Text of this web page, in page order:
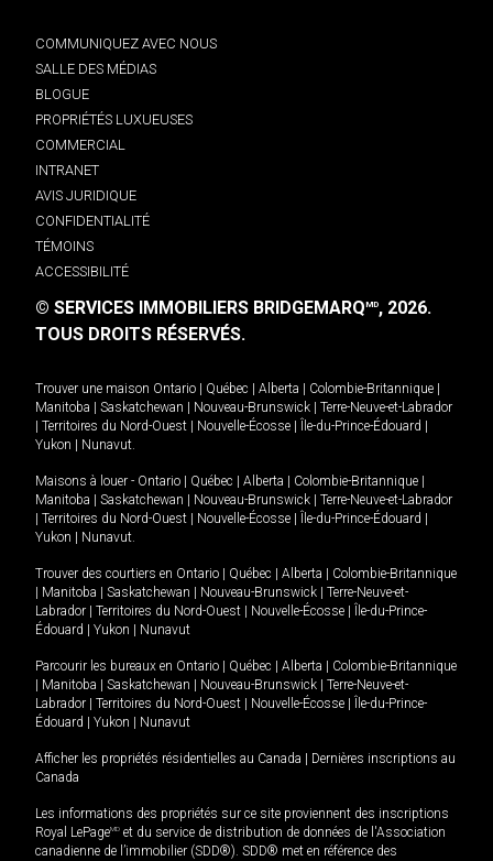
COMMUNIQUEZ AVEC NOUS
SALLE DES MÉDIAS
BLOGUE
PROPRIÉTÉS LUXUEUSES
COMMERCIAL
INTRANET
AVIS JURIDIQUE
CONFIDENTIALITÉ
TÉMOINS
ACCESSIBILITÉ
© SERVICES IMMOBILIERS BRIDGEMARQMD, 2026.
TOUS DROITS RÉSERVÉS.
Trouver une maison Ontario Québec Alberta Colombie-Britannique
Manitoba
Saskatchewan Nouveau-Brunswick
Terre-Neuve-et-Labrador
Territoires du Nord-Ouest Nouvelle-Écosse Île-du-Prince-Édouard
Yukon
Nunavut.
Maisons à louer - Ontario Québec Alberta Colombie-Britannique
Manitoba
Saskatchewan Nouveau-Brunswick
Terre-Neuve-et-Labrador
Territoires du Nord-Ouest Nouvelle-Écosse Île-du-Prince-Édouard
Yukon
Nunavut.
Trouver des courtiers en Ontario Québec Alberta
Colombie-Britannique
Manitoba Saskatchewan Nouveau-Brunswick
Terre-Neuve-et-
Labrador
Territoires du Nord-Ouest Nouvelle-Écosse
Île-du-Prince-
Édouard
Yukon Nunavut
Parcourir les bureaux en Ontario Québec Alberta
Colombie-Britannique
Manitoba Saskatchewan Nouveau-Brunswick
Terre-Neuve-et-
Labrador
Territoires du Nord-Ouest Nouvelle-Écosse
Île-du-Prince-
Édouard
Yukon Nunavut
Afficher les propriétés résidentielles au Canada
Dernières inscriptions au
Canada
Les informations des propriétés sur ce site proviennent des inscriptions
Royal LePageMD et du service de distribution de données de l'Association
canadienne de l’immobilier (SDD®). SDD® met en référence des